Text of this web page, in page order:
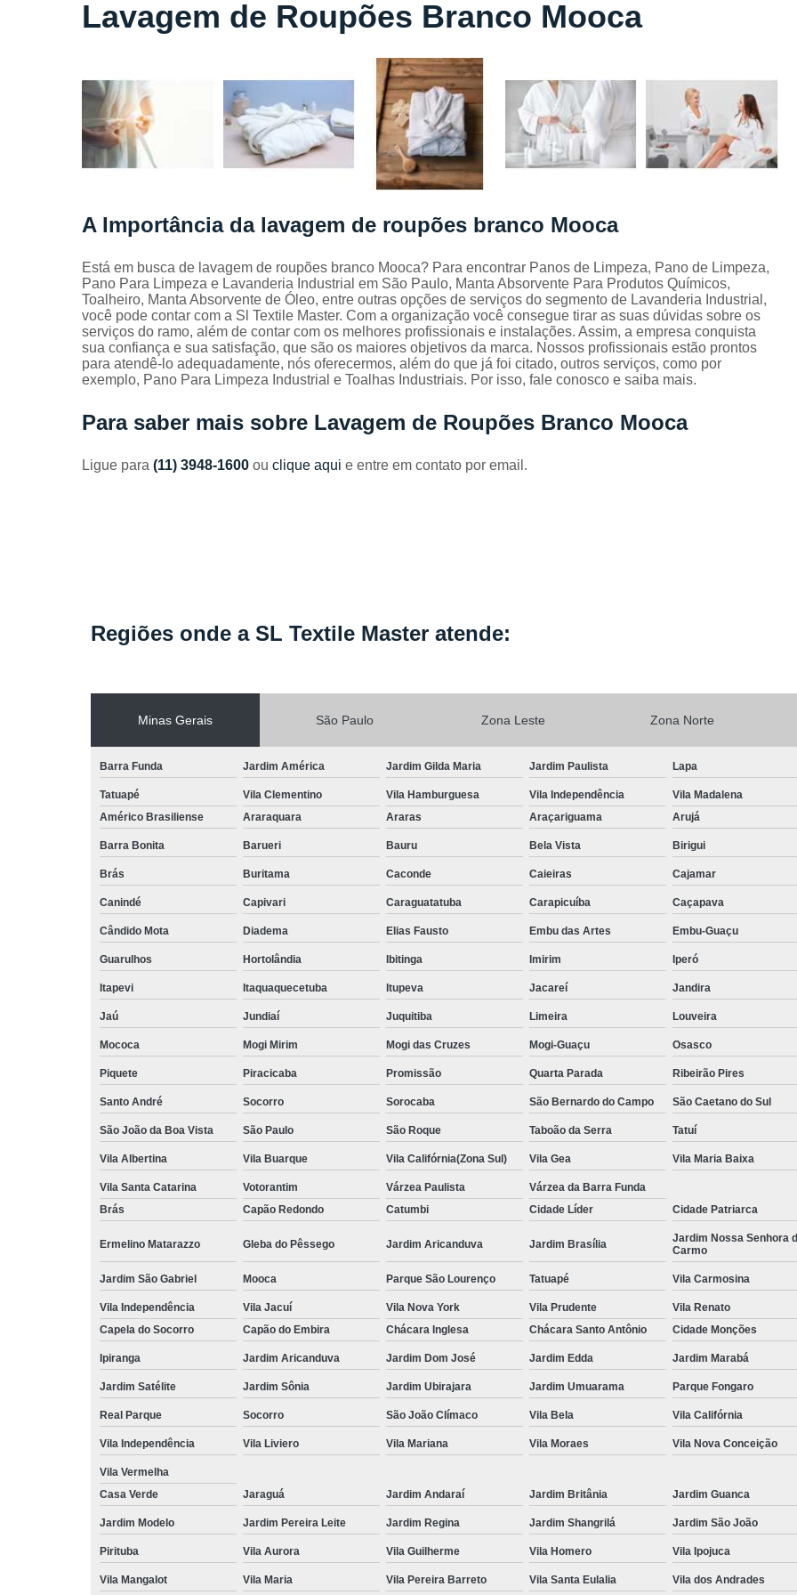
Locação
de lençóis
de toalhas
de banho
Locação
de toalhas
de
manicure
Locação
de rosto
de toalhas
industriais
Mantas
absorvente
Panos de
limpeza
industriais
toalhas
Lavagem de Toalha de Banho
Lavagem de Toalha São Paulo
Lavagem Toalha de Banho
Empresa de
Lavagem de Uniforme da Empresa
Lavagem de Uniforme e Epi
Lavagem Especializada de Uniforme
Aluguel de Capa de Cortar Cabelo
Aluguel de Capa para Cortar Cabelo
Locação de Capa de Barbeiro Grande São
Locação de
Locação de Lençol Queen
Locação de
Aluguel de Toalha de Banho Adulto
Aluguel de Toalha de Banho Casal
Locação de Toalha de Banho
Locação de Toalha de Banho e Rosto
Locação de Toalha de Banho Industrial
Aluguel de Toalha Branca Manicure
Aluguel de Toalha para Manicure
Locação de Toalha de Manicure Branca
Locação de Toalha para Manicure
Locação de Toalha para Pedicure
Locação de Toalhas de
Locação de Toalhas de Manicure São
Locação de Toalha Branca de Rosto
Locação de Toalha de Rosto
Locação de Toalha de Rosto e Banho
Locação de Toalha de Rosto para Salão
Locação de Toalha de Rosto São
Locação de Toalha Rosto Branca
Aluguel de Toalha Industrial Virgem
Locação de Toalha Industrial Relavada
Locação de Toalha para Salão de Beleza
Manta Absorvente Azul
Manta Absorvente
Manta Absorvente Industrial
Lavagem de Roupões Branco Mooca
A Importância da lavagem de roupões branco Mooca
Está em busca de lavagem de roupões branco Mooca? Para encontrar Panos de Limpeza, Pano de Limpeza,
Pano Para Limpeza e Lavanderia Industrial em São Paulo, Manta Absorvente Para Produtos Químicos,
Toalheiro, Manta Absorvente de Óleo, entre outras opções de serviços do segmento de Lavanderia Industrial,
você pode contar com a Sl Textile Master. Com a organização você consegue tirar as suas dúvidas sobre os
serviços do ramo, além de contar com os melhores profissionais e instalações. Assim, a empresa conquista
sua confiança e sua satisfação, que são os maiores objetivos da marca. Nossos profissionais estão prontos
para atendê-lo adequadamente, nós oferecermos, além do que já foi citado, outros serviços, como por
exemplo, Pano Para Limpeza Industrial e Toalhas Industriais. Por isso, fale conosco e saiba mais.
Para saber mais sobre Lavagem de Roupões Branco Mooca
Ligue para (11) 3948-1600 ou clique aqui e entre em contato por email.
Regiões onde a SL Textile Master atende:
Minas Gerais São Paulo Zona Leste Zona Norte
Barra Funda Jardim América Jardim Gilda Maria Jardim Paulista Lapa
Tatuapé Vila Clementino Vila Hamburguesa Vila Independência Vila Madalena
Américo Brasiliense
Araraquara Araras Araçariguama Arujá
Barra Bonita Barueri Bauru Bela Vista Birigui
Brás Buritama Caconde Caieiras Cajamar
Canindé Capivari Caraguatatuba Carapicuíba Caçapava
Cândido Mota Diadema Elias Fausto Embu das Artes Embu-Guaçu
Guarulhos Hortolândia Ibitinga Imirim Iperó
Itapevi Itaquaquecetuba Itupeva Jacareí Jandira
Jaú Jundiaí Juquitiba Limeira Louveira
Mococa Mogi Mirim Mogi das Cruzes Mogi-Guaçu Osasco
Piquete Piracicaba Promissão Quarta Parada Ribeirão Pires
Santo André Socorro Sorocaba São Bernardo do Campo São Caetano do Sul
São João da Boa Vista São Paulo São Roque Taboão da Serra Tatuí
Vila Albertina Vila Buarque Vila Califórnia(Zona Sul) Vila Gea Vila Maria Baixa
Vila Santa Catarina Votorantim Várzea Paulista
Várzea da Barra Funda
Brás
Capão Redondo Catumbi Cidade Líder Cidade Patriarca
Ermelino Matarazzo Gleba do Pêssego Jardim Aricanduva Jardim Brasília
Jardim Nossa Senhora
Carmo
Jardim São Gabriel Mooca Parque São Lourenço Tatuapé Vila Carmosina
Vila Independência Vila Jacuí Vila Nova York Vila Prudente Vila Renato
Capela do Socorro
Capão do Embira Chácara Inglesa Chácara Santo Antônio Cidade Monções
Ipiranga Jardim Aricanduva Jardim Dom José Jardim Edda Jardim Marabá
Jardim Satélite Jardim Sônia Jardim Ubirajara Jardim Umuarama Parque Fongaro
Real Parque Socorro São João Clímaco Vila Bela Vila Califórnia
Vila Independência Vila Liviero Vila Mariana Vila Moraes Vila Nova Conceição
Vila Vermelha
Casa Verde
Jaraguá Jardim Andaraí Jardim Britânia Jardim Guanca
Jardim Modelo Jardim Pereira Leite Jardim Regina Jardim Shangrilá Jardim São João
Pirituba Vila Aurora Vila Guilherme Vila Homero Vila Ipojuca
Vila Mangalot Vila Maria Vila Pereira Barreto Vila Santa Eulalia Vila dos Andrades